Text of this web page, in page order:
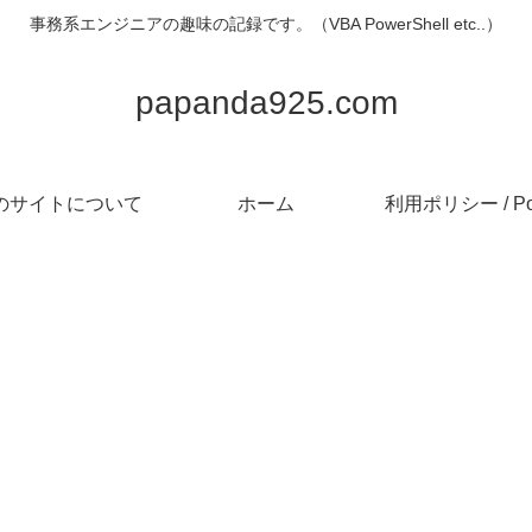
事務系エンジニアの趣味の記録です。（VBA PowerShell etc..）
papanda925.com
サイトについて ホーム 利用ポリシー /